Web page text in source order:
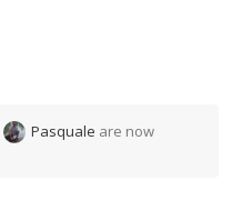
Pasquale are now